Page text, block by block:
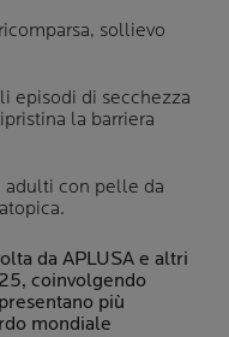
sollievo
episodi di secchezza
la barriera
adulti con pelle da
da APLUSA e altri
coinvolgendo
più
mondiale